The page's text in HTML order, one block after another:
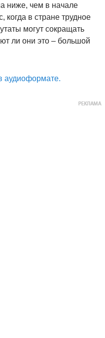
ниже, чем в начале
когда в стране трудное
могут сокращать
ли они это – большой
аудиоформате.